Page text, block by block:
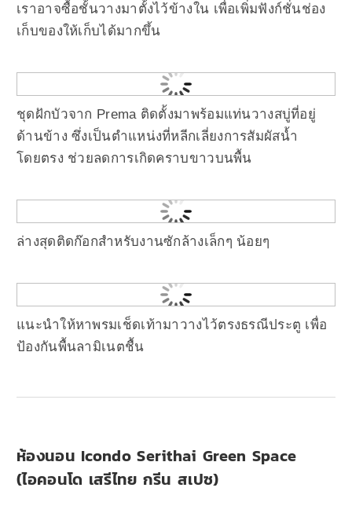
เราอาจซื้อชั้นวางมาตั้งไว้ข้างใน เพื่อเพิ่มฟังก์ชั่นช่อง
เก็บของให้เก็บได้มากขึ้น
ชุดฝักบัวจาก Prema ติดตั้งมาพร้อมแท่นวางสบู่ที่อยู่
ด้านข้าง ซึ่งเป็นตำแหน่งที่หลีกเลี่ยงการสัมผัสน้ำ
โดยตรง ช่วยลดการเกิดคราบขาวบนพื้น
ล่างสุดติดก๊อกสำหรับงานซักล้างเล็กๆ น้อยๆ
แนะนำให้หาพรมเช็ดเท้ามาวางไว้ตรงธรณีประตู เพื่อ
ป้องกันพื้นลามิเนตชื้น
ห้องนอน Icondo Serithai Green Space
(ไอคอนโด เสรีไทย กรีน สเปซ)